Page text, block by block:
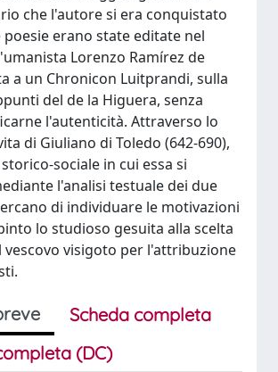
che l'autore si era conquistato
poesie erano state editate nel
Lorenzo Ramírez de
a un Chronicon Luitprandi, sulla
del de la Higuera, senza
l'autenticità. Attraverso lo
di Giuliano di Toledo (642-690),
sociale in cui essa si
l'analisi testuale dei due
di individuare le motivazioni
lo studioso gesuita alla scelta
vescovo visigoto per l'attribuzione
Scheda completa
(DC)